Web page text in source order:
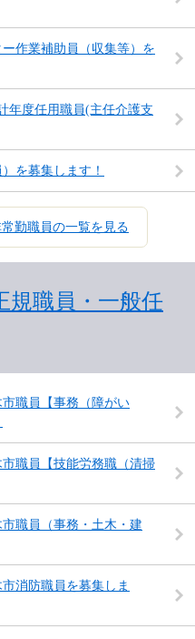
作業補助員（収集等）を
年度任用職員(主任介護支
を募集します！
勤職員の一覧を見る
職員・一般任
市職員【事務（障がい
市職員【技能労務職（清掃
市職員（事務・土木・建
消防職員を募集しま